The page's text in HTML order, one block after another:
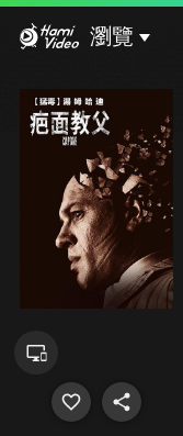
瀏覽